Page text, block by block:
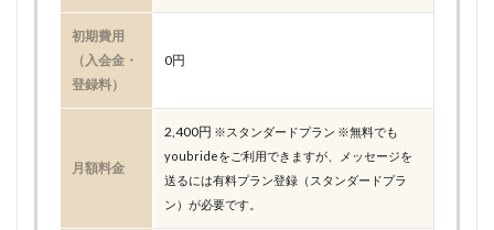
初期費用
（入会金・
登録料）
0円
月額料金
2,400円 ※スタンダードプラン ※無料でも
youbrideをご利用できますが、メッセージを
送るには有料プラン登録（スタンダードプラ
ン）が必要です。